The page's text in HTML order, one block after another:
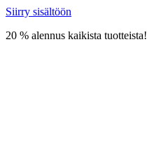
Siirry sisältöön
20 % alennus kaikista tuotteista!